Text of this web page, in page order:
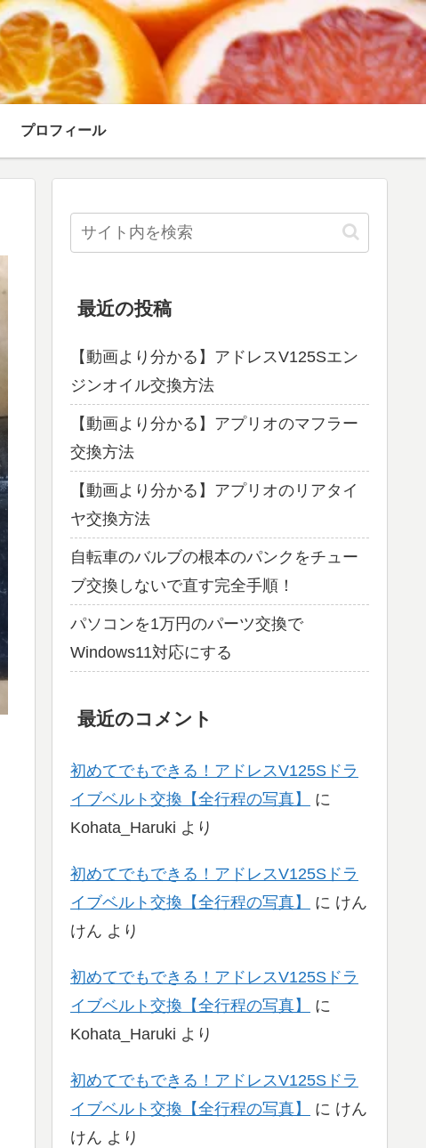
プロフィール
最近の投稿
【動画より分かる】アドレスV125Sエン
ジンオイル交換方法
【動画より分かる】アプリオのマフラー
交換方法
【動画より分かる】アプリオのリアタイ
ヤ交換方法
自転車のバルブの根本のパンクをチュー
ブ交換しないで直す完全手順！
パソコンを1万円のパーツ交換で
Windows11対応にする
最近のコメント
初めてでもできる！アドレスV125Sドラ
イブベルト交換【全行程の写真】
に
Kohata_Haruki より
初めてでもできる！アドレスV125Sドラ
イブベルト交換【全行程の写真】
に けん
けん より
初めてでもできる！アドレスV125Sドラ
イブベルト交換【全行程の写真】
に
Kohata_Haruki より
初めてでもできる！アドレスV125Sドラ
イブベルト交換【全行程の写真】
に けん
けん より